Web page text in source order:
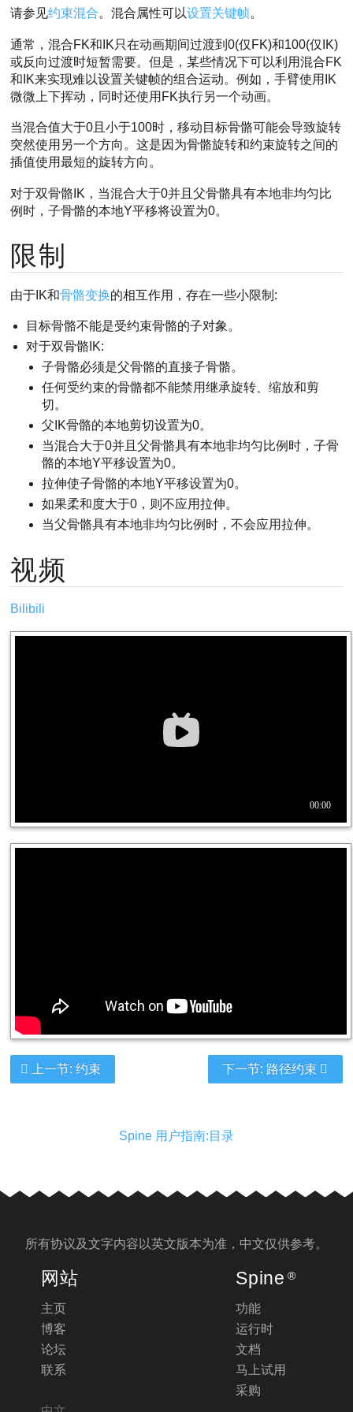
请参见约束混合。混合属性可以设置关键帧。
通常，混合FK和IK只在动画期间过渡到0(仅FK)和100(仅IK)
或反向过渡时短暂需要。但是，某些情况下可以利用混合FK
和IK来实现难以设置关键帧的组合运动。例如，手臂使用IK
微微上下挥动，同时还使用FK执行另一个动画。
当混合值大于0且小于100时，移动目标骨骼可能会导致旋转
突然使用另一个方向。这是因为骨骼旋转和约束旋转之间的
插值使用最短的旋转方向。
对于双骨骼IK，当混合大于0并且父骨骼具有本地非均匀比
例时，子骨骼的本地Y平移将设置为0。
限制
由于IK和骨骼变换的相互作用，存在一些小限制:
目标骨骼不能是受约束骨骼的子对象。
对于双骨骼IK:
子骨骼必须是父骨骼的直接子骨骼。
任何受约束的骨骼都不能禁用继承旋转、缩放和剪
切。
父IK骨骼的本地剪切设置为0。
当混合大于0并且父骨骼具有本地非均匀比例时，子骨
骼的本地Y平移设置为0。
拉伸使子骨骼的本地Y平移设置为0。
如果柔和度大于0，则不应用拉伸。
当父骨骼具有本地非均匀比例时，不会应用拉伸。
视频
Bilibili
下一节: 路径约束
上一节: 约束
Spine 用户指南:目录
所有协议及文字内容以英文版本为准，中文仅供参考。
网站
主页
博客
论坛
联系
Spine ®
功能
运行时
文档
马上试用
采购